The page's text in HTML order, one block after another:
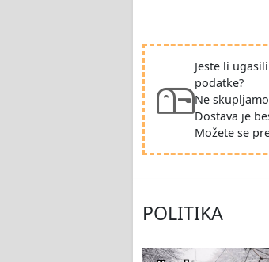
Jeste li
podatke?
Ne
Dostava je
Možete se
POLITIKA